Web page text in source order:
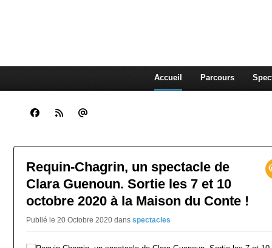
Accueil Parcours
Requin-Chagrin, un spectacle de
Clara Guenoun. Sortie les 7 et 10
octobre 2020 à la Maison du Conte !
Publié le 20 Octobre 2020 dans spectacles